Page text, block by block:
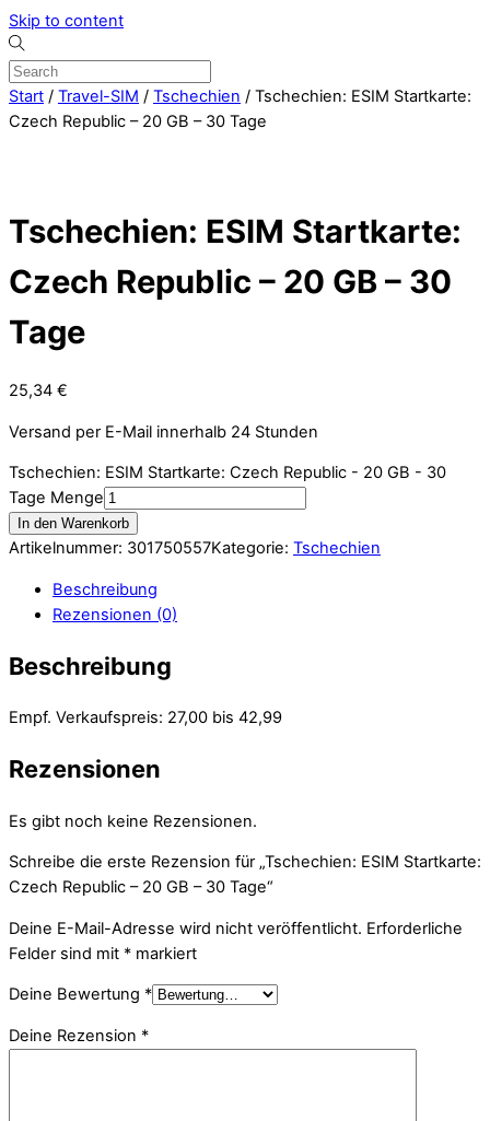
Skip to content
Start / Travel-SIM / Tschechien / Tschechien: ESIM Startkarte:
Czech Republic – 20 GB – 30 Tage
Tschechien: ESIM Startkarte:
Czech Republic – 20 GB – 30
Tage
25,34 €
Versand per E-Mail innerhalb 24 Stunden
Tschechien: ESIM Startkarte: Czech Republic - 20 GB - 30
Tage Menge
In den Warenkorb
Artikelnummer: 301750557Kategorie: Tschechien
Beschreibung
Rezensionen (0)
Beschreibung
Empf. Verkaufspreis: 27,00 bis 42,99
Rezensionen
Es gibt noch keine Rezensionen.
Schreibe die erste Rezension für „Tschechien: ESIM Startkarte:
Czech Republic – 20 GB – 30 Tage“
Deine E-Mail-Adresse wird nicht veröffentlicht. Erforderliche
Felder sind mit * markiert
Deine Bewertung *
Deine Rezension *